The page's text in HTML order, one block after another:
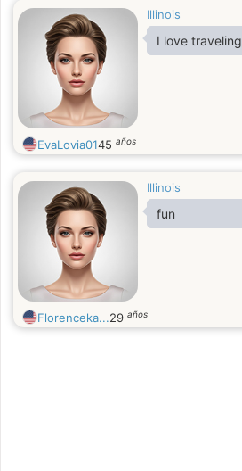
Illinois
I love traveling
EvaLovia0145 años
Illinois
fun
Florenceka...29 años